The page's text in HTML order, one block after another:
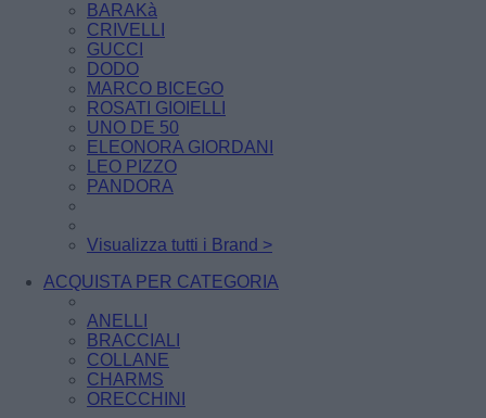
BARAKà
CRIVELLI
GUCCI
DODO
MARCO BICEGO
ROSATI GIOIELLI
UNO DE 50
ELEONORA GIORDANI
LEO PIZZO
PANDORA
Visualizza tutti i Brand >
ACQUISTA PER CATEGORIA
ANELLI
BRACCIALI
COLLANE
CHARMS
ORECCHINI